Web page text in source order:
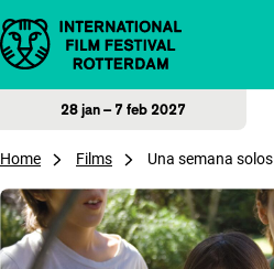
Direct naar inhoud
28 jan – 7 feb 2027
Home Films Una semana solos